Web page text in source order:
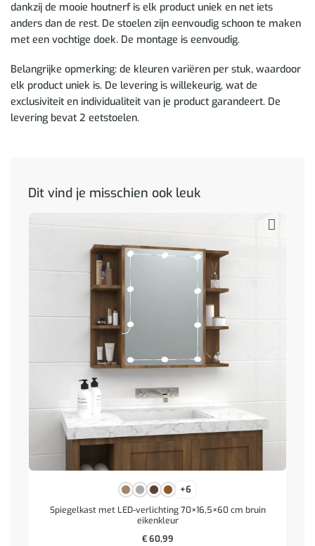
dankzij de mooie houtnerf is elk product uniek en net iets
anders dan de rest. De stoelen zijn eenvoudig schoon te maken
met een vochtige doek. De montage is eenvoudig.
Belangrijke opmerking: de kleuren variëren per stuk, waardoor
elk product uniek is. De levering is willekeurig, wat de
exclusiviteit en individualiteit van je product garandeert. De
levering bevat 2 eetstoelen.
Dit vind je misschien ook leuk
+6
Spiegelkast met LED-verlichting 70×16,5×60 cm bruin
eikenkleur
€60,99